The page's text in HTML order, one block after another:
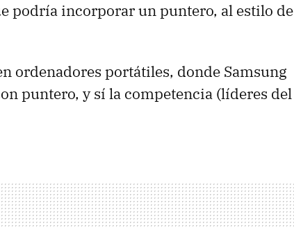
podría incorporar un puntero, al estilo de
ordenadores portátiles, donde Samsung
puntero, y sí la competencia (líderes del